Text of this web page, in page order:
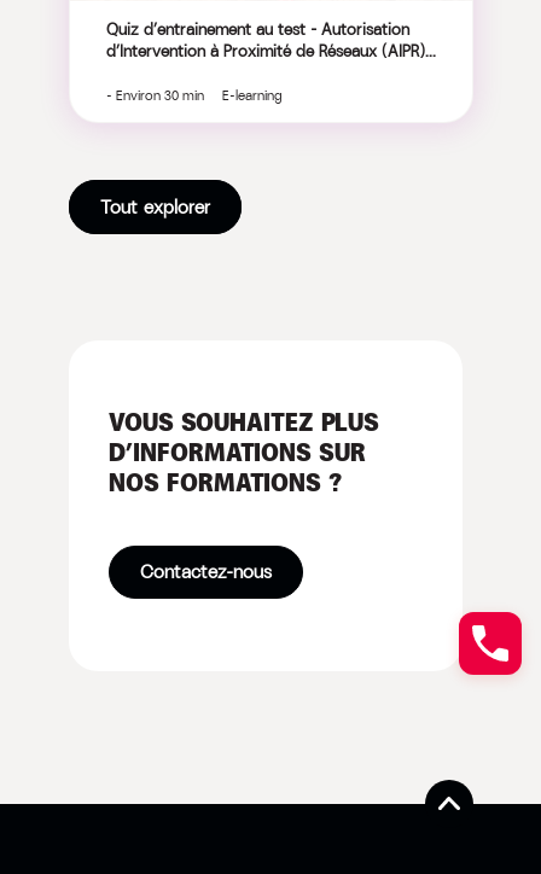
Quiz d’entrainement au test ​- Autorisation
d’Intervention à Proximité de Réseaux (AIPR)​...
- Environ 30 min E-learning
Tout explorer
VOUS SOUHAITEZ PLUS
D’INFORMATIONS SUR
NOS FORMATIONS ?
Contactez-nous